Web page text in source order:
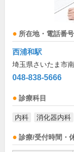
所在地・電話番号
西浦和駅
埼玉県さいたま市
048-838-5666
診療科目
内科 消化器内科
診療/受付時間・